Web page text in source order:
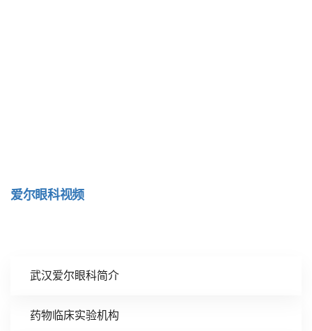
武汉爱尔眼科简介
药物临床实验机构
爱尔眼科视频